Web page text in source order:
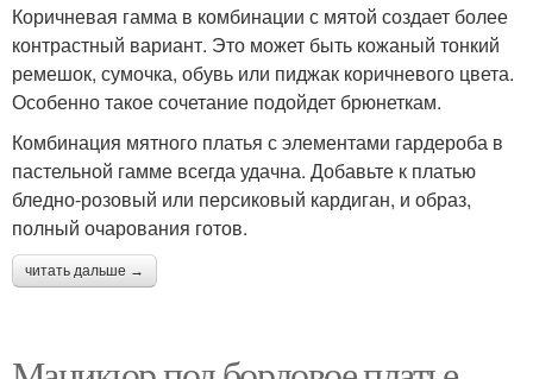
Коричневая гамма в комбинации с мятой создает более
контрастный вариант. Это может быть кожаный тонкий
ремешок, сумочка, обувь или пиджак коричневого цвета.
Особенно такое сочетание подойдет брюнеткам.
Комбинация мятного платья с элементами гардероба в
пастельной гамме всегда удачна. Добавьте к платью
бледно-розовый или персиковый кардиган, и образ,
полный очарования готов.
читать дальше →